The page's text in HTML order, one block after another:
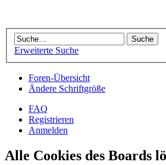
Erweiterte Suche
Foren-Übersicht
Ändere Schriftgröße
FAQ
Registrieren
Anmelden
Alle Cookies des Boards